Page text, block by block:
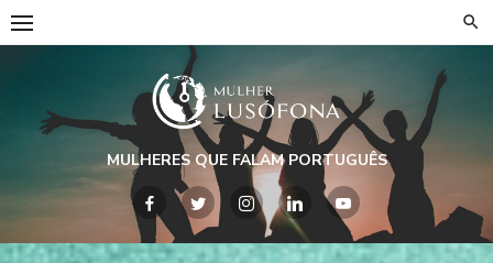
Skip
to
MULHERES QUE FALAM PORTUGUÊS